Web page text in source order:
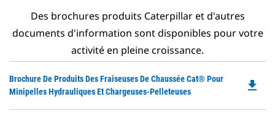
Des brochures produits Caterpillar et d'autres
documents d'information sont disponibles pour votre
activité en pleine croissance.
Brochure De Produits Des Fraiseuses De Chaussée Cat® Pour
Minipelles Hydrauliques Et Chargeuses-Pelleteuses
file_download